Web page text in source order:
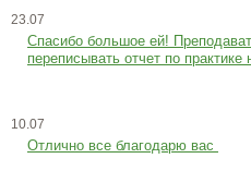
23.07
Cпасибо большое ей!
переписывать отчет по практике
10.07
Отлично все благодарю вас